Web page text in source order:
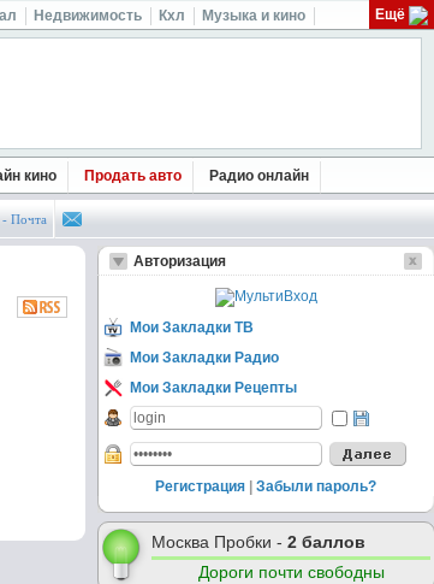
Недвижимость Кхл Музыка и кино Ещё
кино Продать авто Радио онлайн
- Почта
Авторизация
Мои Закладки ТВ
Мои Закладки Радио
Мои Закладки Рецепты
Регистрация Забыли пароль?
Москва Пробки - 2 баллов
Дороги почти свободны